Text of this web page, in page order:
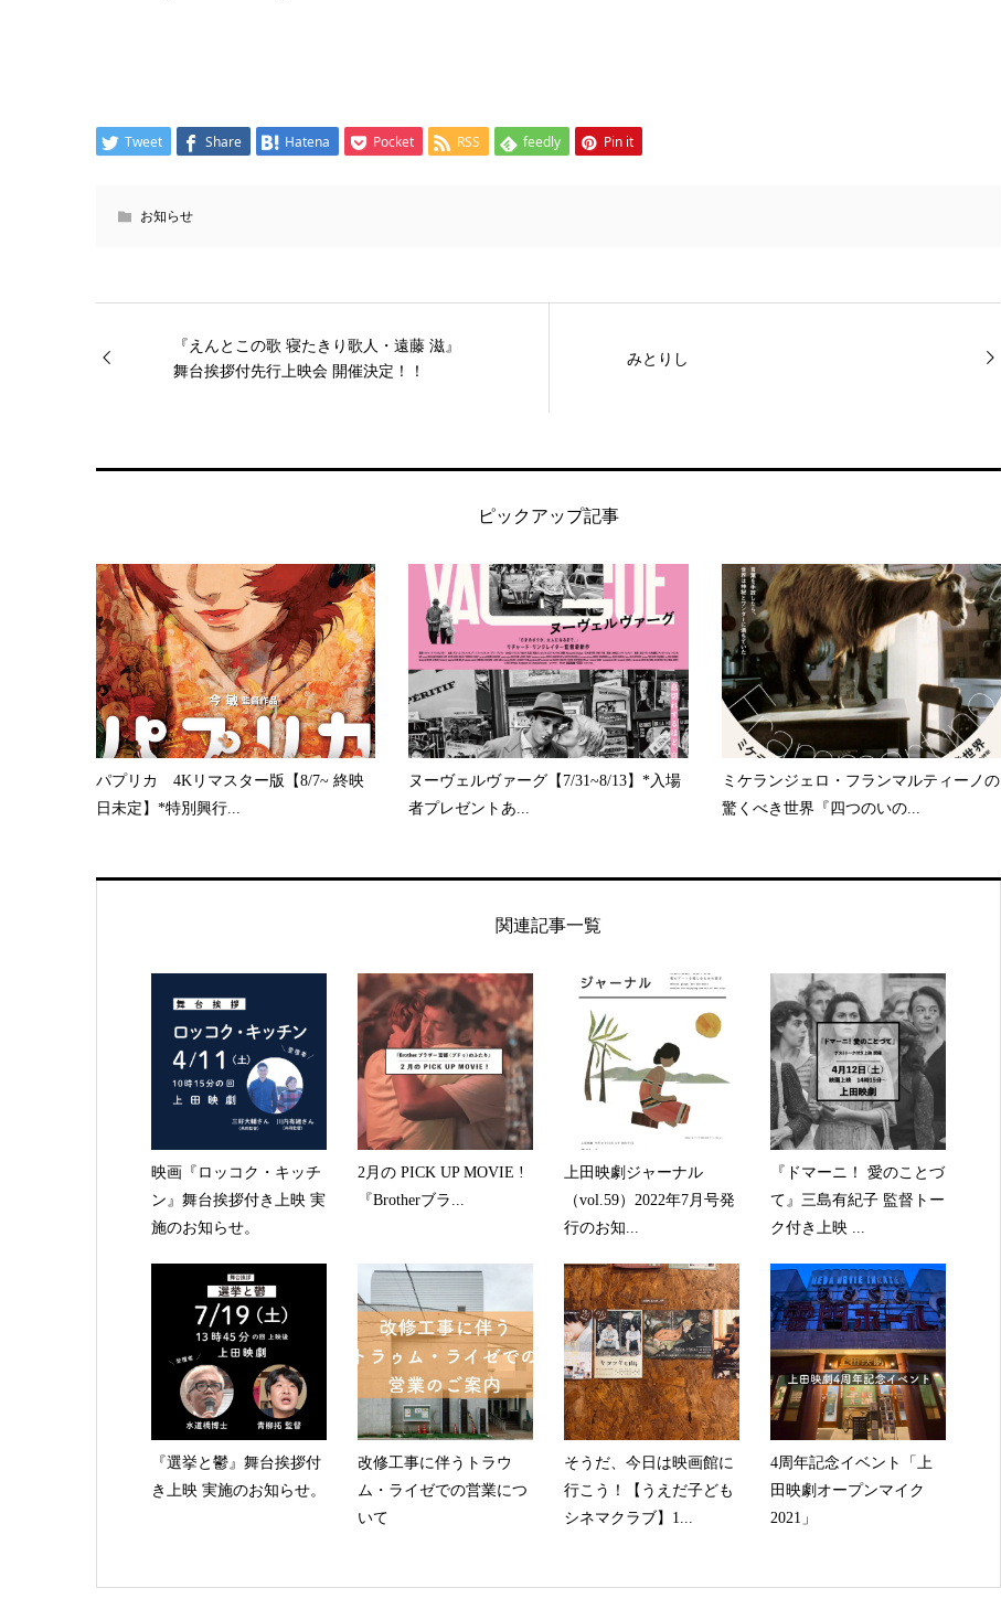
Tweet Share Hatena Pocket RSS feedly Pin it
お知らせ
『えんとこの歌 寝たきり歌人・遠藤 滋』
舞台挨拶付先行上映会 開催決定！！
みとりし
ピックアップ記事
パプリカ 4Kリマスター版【8/7~ 終映
日未定】*特別興行...
ヌーヴェルヴァーグ【7/31~8/13】*入場
者プレゼントあ...
ミケランジェロ・フランマルティーノの
驚くべき世界『四つのいの...
関連記事一覧
映画『ロッコク・キッチ
ン』舞台挨拶付き上映 実
施のお知らせ。
2月の PICK UP MOVIE !
『Brotherブラ...
上田映劇ジャーナル
（vol.59）2022年7月号発
行のお知...
『ドマーニ！ 愛のことづ
て』三島有紀子 監督トー
ク付き上映 ...
『選挙と鬱』舞台挨拶付
き上映 実施のお知らせ。
改修工事に伴うトラウ
ム・ライゼでの営業につ
いて
そうだ、今日は映画館に
行こう！【うえだ子ども
シネマクラブ】1...
4周年記念イベント「上
田映劇オープンマイク
2021」